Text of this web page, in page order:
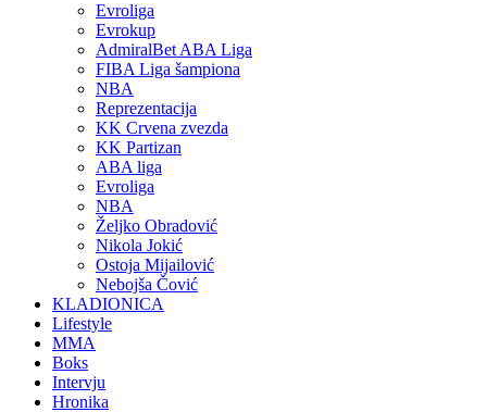
Evroliga
Evrokup
AdmiralBet ABA Liga
FIBA Liga šampiona
NBA
Reprezentacija
KK Crvena zvezda
KK Partizan
ABA liga
Evroliga
NBA
Željko Obradović
Nikola Jokić
Ostoja Mijailović
Nebojša Čović
KLADIONICA
Lifestyle
MMA
Boks
Intervju
Hronika